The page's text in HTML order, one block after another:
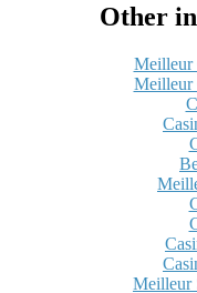
Other
Meilleur
Meilleur
Meilleur